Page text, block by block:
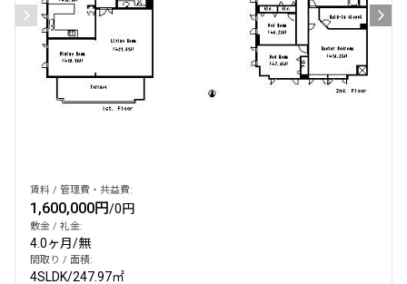
賃料 / 管理費・共益費:
1,600,000円/0円
敷金 / 礼金:
4.0ヶ月/無
間取り / 面積:
4SLDK/247.97㎡